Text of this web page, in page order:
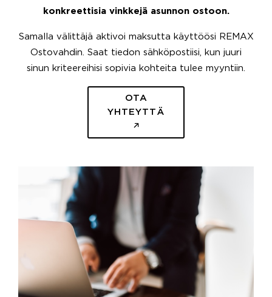
konkreettisia vinkkejä asunnon ostoon.
Samalla välittäjä aktivoi maksutta käyttöösi REMAX
Ostovahdin. Saat tiedon sähköpostiisi, kun juuri
sinun kriteereihisi sopivia kohteita tulee myyntiin.
OTA
YHTEYTTÄ